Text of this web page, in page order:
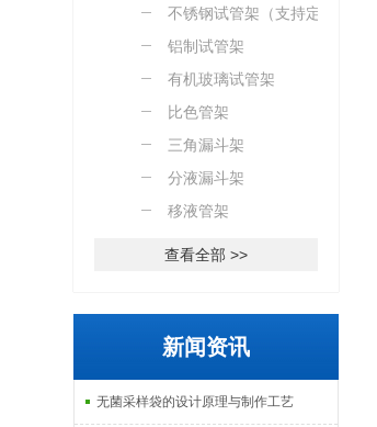
（加工定制）不锈钢试管架（支持定
制）
铝制试管架
有机玻璃试管架
比色管架
三角漏斗架
分液漏斗架
移液管架
查看全部 >>
新闻资讯
无菌采样袋的设计原理与制作工艺